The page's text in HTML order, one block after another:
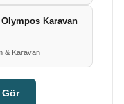
Olympos Karavan
& Karavan
Gör